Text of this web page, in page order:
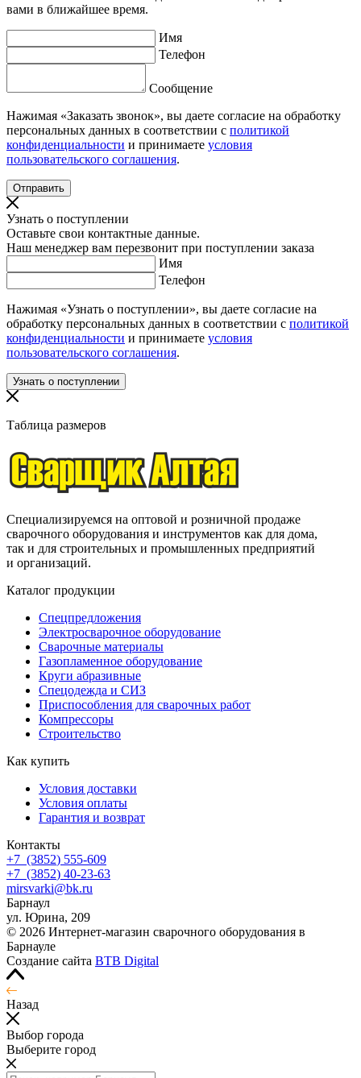
вами в ближайшее время.
Имя
Телефон
Сообщение
Нажимая «Заказать звонок», вы даете согласие на обработку
персональных данных в соответствии с политикой
конфиденциальности и принимаете условия
пользовательского соглашения.
Узнать о поступлении
Оставьте свои контактные данные.
Наш менеджер вам перезвонит при поступлении заказа
Имя
Телефон
Нажимая «Узнать о поступлении», вы даете согласие на
обработку персональных данных в соответствии с политикой
конфиденциальности и принимаете условия
пользовательского соглашения.
Таблица размеров
Специализируемся на оптовой и розничной продаже
сварочного оборудования и инструментов как для дома,
так и для строительных и промышленных предприятий
и организаций.
Каталог продукции
Спецпредложения
Электросварочное оборудование
Сварочные материалы
Газопламенное оборудование
Круги абразивные
Спецодежда и СИЗ
Приспособления для сварочных работ
Компрессоры
Строительство
Как купить
Условия доставки
Условия оплаты
Гарантия и возврат
Контакты
+7 (3852) 555-609
+7 (3852) 40-23-63
mirsvarki@bk.ru
Барнаул
ул. Юрина, 209
© 2026 Интернет-магазин сварочного оборудования в
Барнауле
Создание сайта BTB Digital
Назад
Выбор города
Выберите город